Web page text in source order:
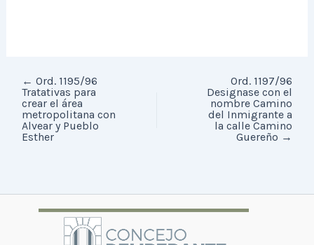
← Ord. 1195/96
Tratativas para
crear el área
metropolitana con
Alvear y Pueblo
Esther
Ord. 1197/96
Designase con el
nombre Camino
del Inmigrante a
la calle Camino
Guereño →